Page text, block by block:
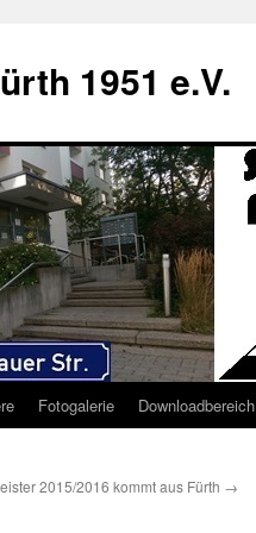
1951 e.V.
Fotogalerie Downloadbereich
2015/2016 kommt aus Fürth →